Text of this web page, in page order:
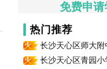
免费申请
热门推荐
长沙天心区师大
长沙天心区青园小